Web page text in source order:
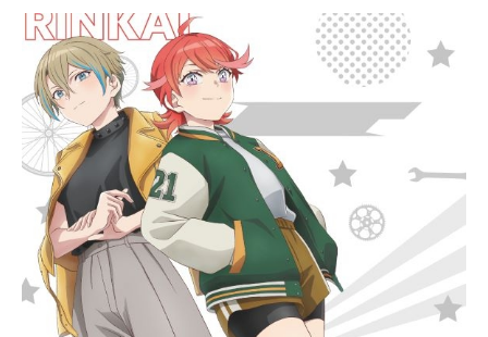
に預けられることに。その家には、
芸能科・体育科・進学科が備わる超
名門・才華学園で、各学科トップの
成績を修め『三帝』と呼ばれている
帝乃三姉妹が!?天才三姉妹との同居
生活をスタートさせるも、優をポン
コツ呼ばわりし見下す三姉妹。しか
し「幸せな家族を作って」という母
からの最期の願いを叶えるべく努力
する優の姿に、三姉妹は次第に心を
動かされ──。一つ屋根の下、天才・
帝乃三姉妹と凡人・綾世優が“家族”に
なるまでのお話。作品名帝乃三姉妹
は案外、チョロい。放送形態TVアニ